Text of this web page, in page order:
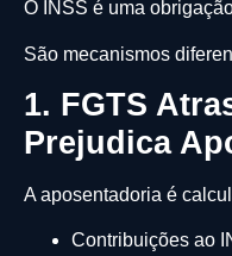
O INSS é uma
São mecanismos
1. FGTS
Prejudica
A aposentadoria é
Contribuições ao